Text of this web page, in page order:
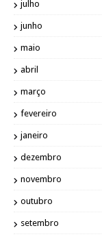
julho
junho
maio
abril
março
fevereiro
janeiro
dezembro
novembro
outubro
setembro